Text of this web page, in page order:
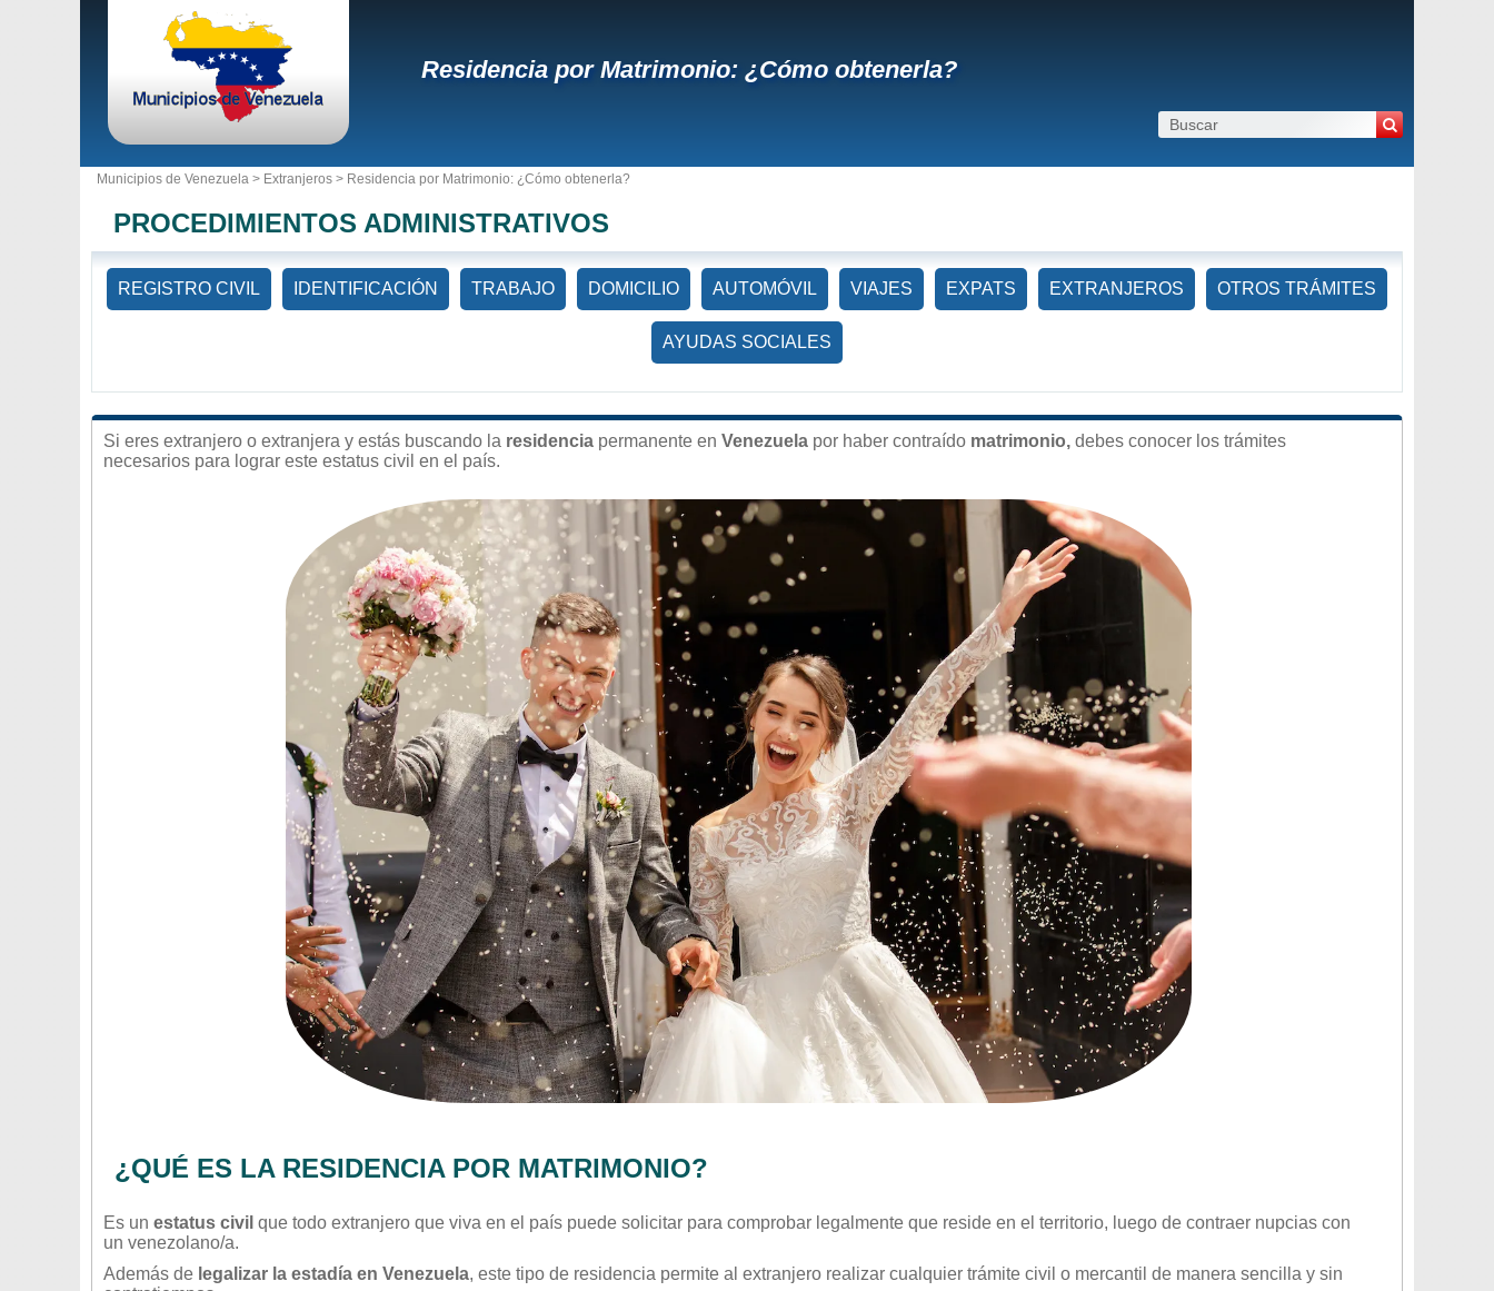
Residencia por Matrimonio: ¿Cómo obtenerla?
Municipios de Venezuela > Extranjeros > Residencia por Matrimonio: ¿Cómo obtenerla?
PROCEDIMIENTOS ADMINISTRATIVOS
REGISTRO CIVIL IDENTIFICACIÓN TRABAJO DOMICILIO AUTOMÓVIL VIAJES EXPATS EXTRANJEROS OTROS TRÁMITES
AYUDAS SOCIALES
Si eres extranjero o extranjera y estás buscando la residencia permanente en Venezuela por haber contraído matrimonio, debes conocer los trámites
necesarios para lograr este estatus civil en el país.
¿QUÉ ES LA RESIDENCIA POR MATRIMONIO?
Es un estatus civil que todo extranjero que viva en el país puede solicitar para comprobar legalmente que reside en el territorio, luego de contraer nupcias con
un venezolano/a.
Además de legalizar la estadía en Venezuela, este tipo de residencia permite al extranjero realizar cualquier trámite civil o mercantil de manera sencilla y sin